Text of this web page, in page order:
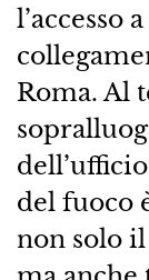
l’accesso
Roma. Al
del fuoco
non solo